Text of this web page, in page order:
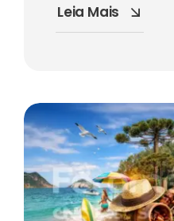
Leia Mais